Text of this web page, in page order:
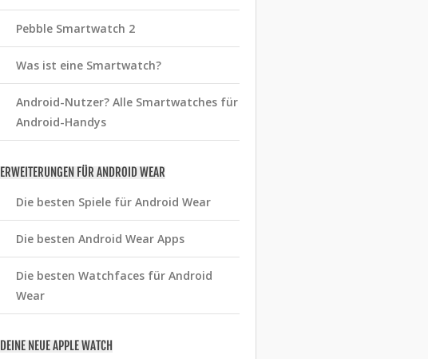
Pebble Smartwatch 2
Was ist eine Smartwatch?
Android-Nutzer? Alle Smartwatches für
Android-Handys
ERWEITERUNGEN FÜR ANDROID WEAR
Die besten Spiele für Android Wear
Die besten Android Wear Apps
Die besten Watchfaces für Android
Wear
DEINE NEUE APPLE WATCH